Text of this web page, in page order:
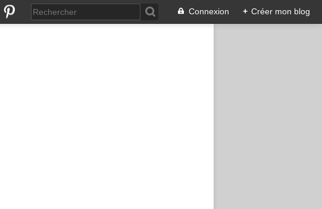
Connexion + Créer mon blog